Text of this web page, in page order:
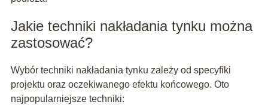
Jakie techniki nakładania tynku można
zastosować?
Wybór techniki nakładania tynku zależy od specyfiki
projektu oraz oczekiwanego efektu końcowego. Oto
najpopularniejsze techniki: